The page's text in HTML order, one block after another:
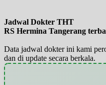
Jadwal Dokter THT
RS Hermina Tangerang
Data jadwal dokter ini kami
dan di update secara berkala.